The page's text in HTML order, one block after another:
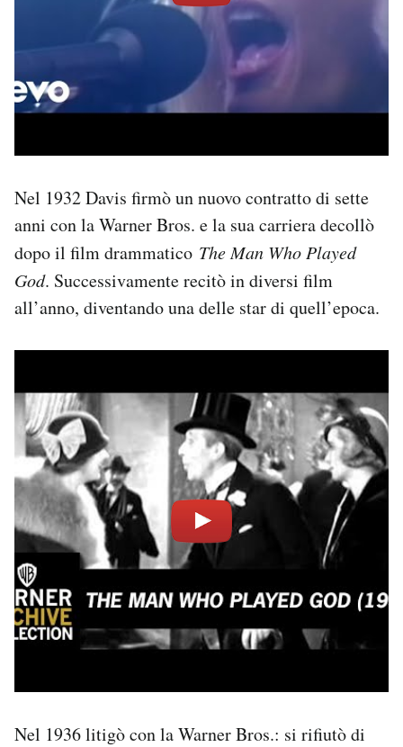
Nel 1932 Davis firmò un nuovo contratto di sette
anni con la Warner Bros. e la sua carriera decollò
dopo il film drammatico The Man Who Played
God. Successivamente recitò in diversi film
all’anno, diventando una delle star di quell’epoca.
Nel 1936 litigò con la Warner Bros.: si rifiutò di